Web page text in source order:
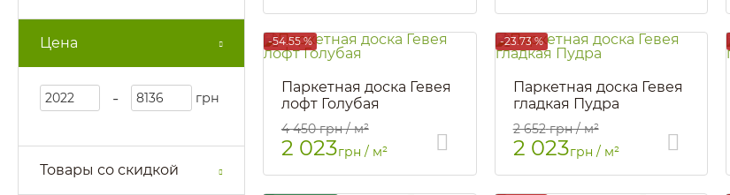
Цена
- грн
Товары со скидкой
-54.55 %
Паркетная доска Гевея
лофт Голубая
Артикул:: 3026
4 450 грн / м²
2 023грн / м²
-23.73 %
Паркетная доска Гевея
гладкая Пудра
Артикул:: 3182
2 652 грн / м²
2 023грн / м²